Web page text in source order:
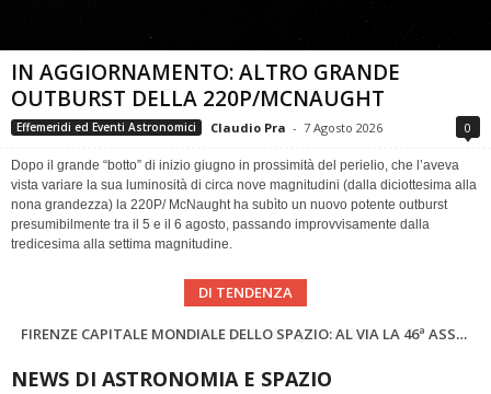
IN AGGIORNAMENTO: ALTRO GRANDE
OUTBURST DELLA 220P/MCNAUGHT
Effemeridi ed Eventi Astronomici Claudio Pra - 7 Agosto 2026 0
Dopo il grande “botto” di inizio giugno in prossimità del perielio, che l’aveva
vista variare la sua luminosità di circa nove magnitudini (dalla diciottesima alla
nona grandezza) la 220P/ McNaught ha subìto un nuovo potente outburst
presumibilmente tra il 5 e il 6 agosto, passando improvvisamente dalla
tredicesima alla settima magnitudine.
DI TENDENZA
Cielo del Mese di Agosto 2026
SUPERNOVAE aggiornamenti del mese – Agosto 2026
NEWS DI ASTRONOMIA E SPAZIO